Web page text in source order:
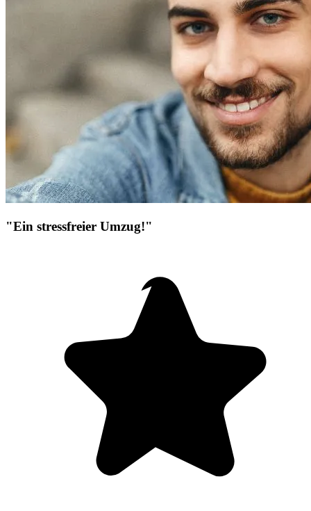
"Ein stressfreier Umzug!"